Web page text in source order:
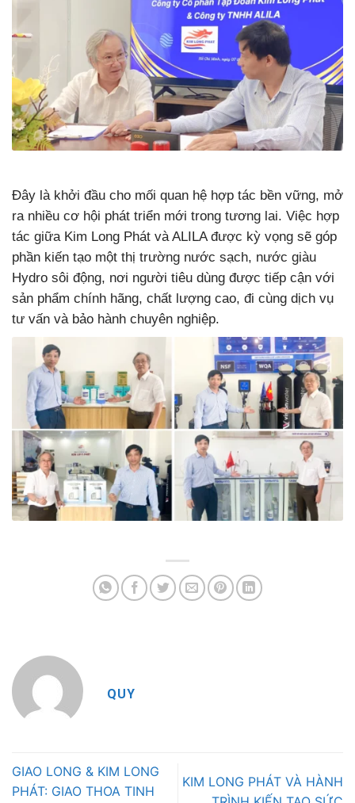
Đây là khởi đầu cho mối quan hệ hợp tác bền vững, mở
ra nhiều cơ hội phát triển mới trong tương lai. Việc hợp
tác giữa Kim Long Phát và ALILA được kỳ vọng sẽ góp
phần kiến tạo một thị trường nước sạch, nước giàu
Hydro sôi động, nơi người tiêu dùng được tiếp cận với
sản phẩm chính hãng, chất lượng cao, đi cùng dịch vụ
tư vấn và bảo hành chuyên nghiệp.
QUY
GIAO LONG & KIM LONG
PHÁT: GIAO THOA TINH
KIM LONG PHÁT VÀ HÀNH